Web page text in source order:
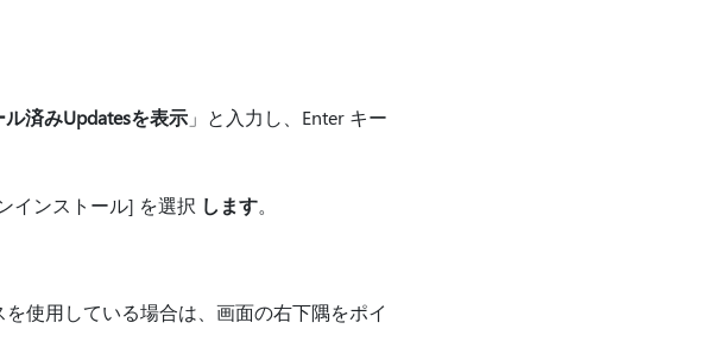
済みUpdatesを表示」と入力し、Enter キー
インストール] を選択 します。
使用している場合は、画面の右下隅をポイ